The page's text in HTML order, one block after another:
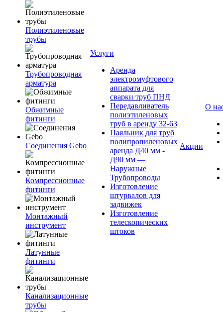
Полиэтиленовые
трубы
Трубопроводная
арматура
Обжимные
фитинги
Соединения Gebo
Компрессионные
фитинги
Монтажный
инструмент
Латунные
фитинги
Канализационные
трубы
Услуги
Аренда
электромуфтового
аппарата для
сварки труб ПНД
Передавливатель
полиэтиленовых
труб в аренду 32-63
Паяльник для труб
полипропиленовых
аренда Д40 мм -
Д90 мм —
Наружные
Трубопроводы
Изготовление
штурвалов для
задвижек
Изготовление
телескопических
штоков
Акции
О